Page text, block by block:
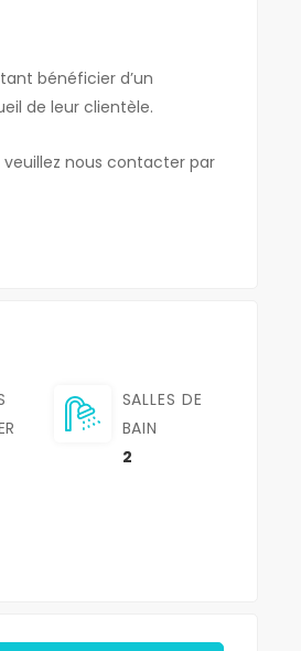
bénéficier d’un
de leur clientèle.
nous contacter par
SALLES DE
BAIN
2